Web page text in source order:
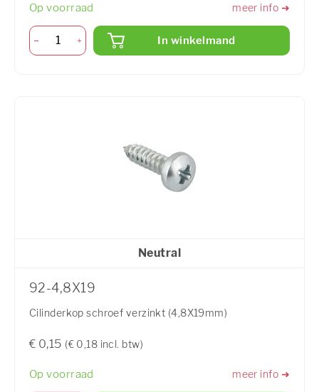
Op voorraad meer info ➜
In winkelmand
Neutral
92-4,8X19
Cilinderkop schroef verzinkt (4,8X19mm)
€ 0,15 (€ 0,18 incl. btw)
Op voorraad meer info ➜